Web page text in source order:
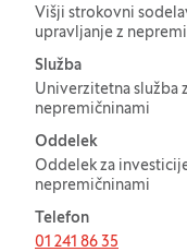
Višji strokovni
upravljanje z
Služba
Univerzitetna služba
nepremičninami
Oddelek
Oddelek za
nepremičninami
Telefon
01 241 86 35